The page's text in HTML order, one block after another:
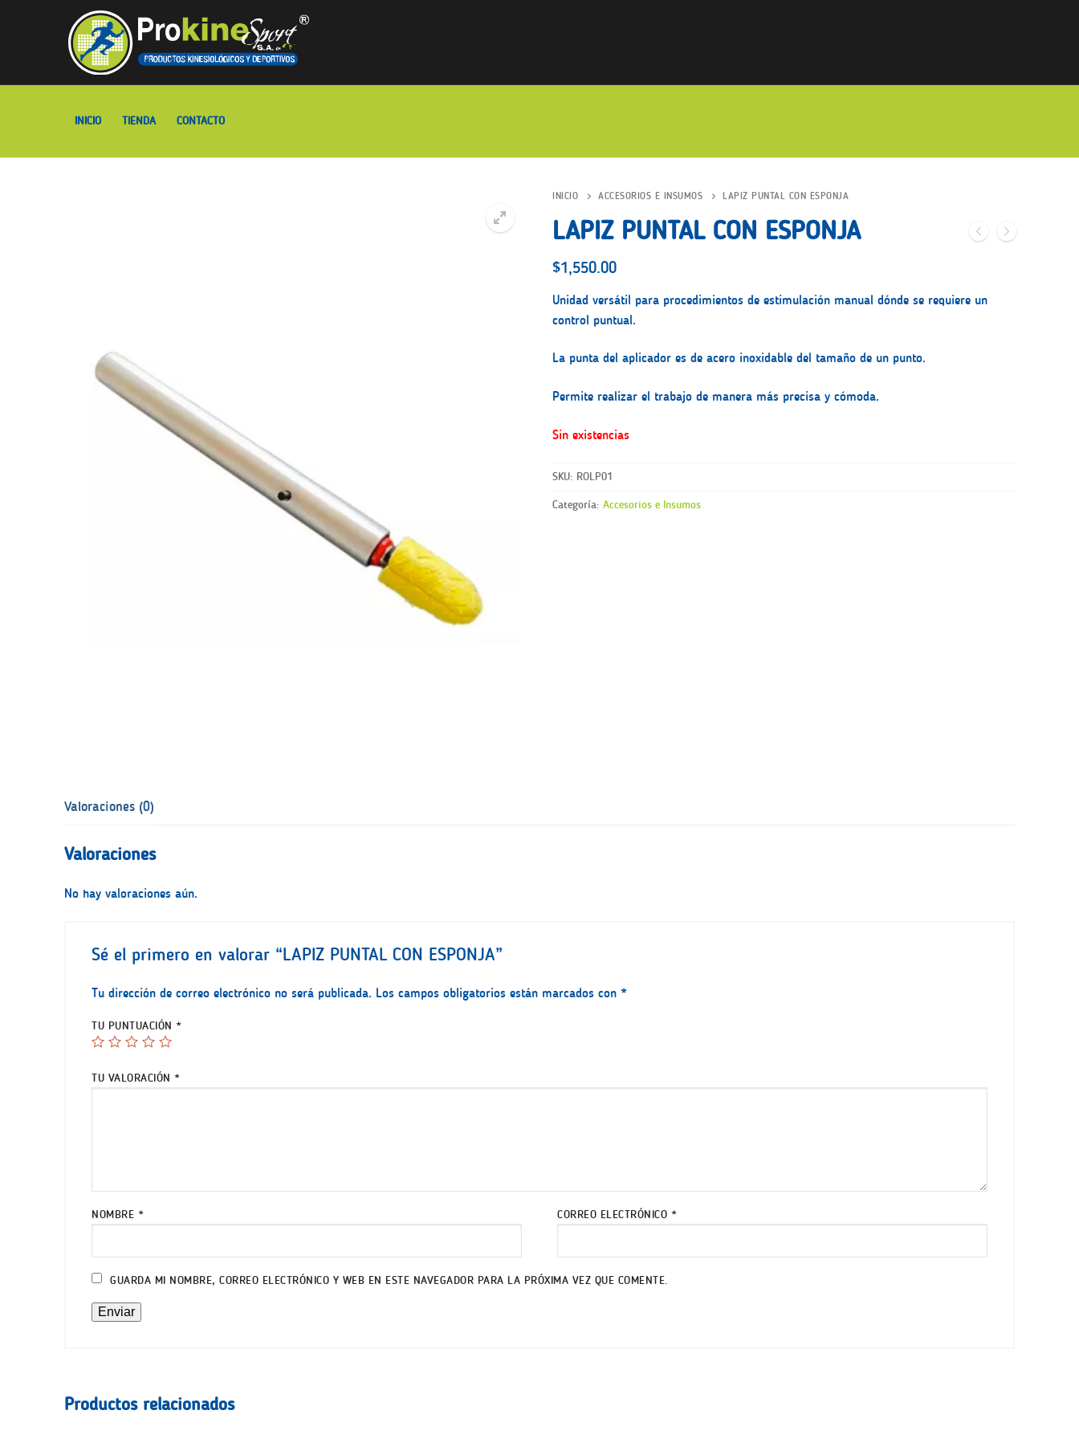
INICIO TIENDA CONTACTO
INICIO ACCESORIOS E INSUMOS LAPIZ PUNTAL CON ESPONJA
LAPIZ PUNTAL CON ESPONJA
$1,550.00
Unidad versátil para procedimientos de estimulación manual dónde se requiere un
control puntual.
La punta del aplicador es de acero inoxidable del tamaño de un punto.
Permite realizar el trabajo de manera más precisa y cómoda.
Sin existencias
SKU: ROLP01
Categoría: Accesorios e Insumos
Valoraciones (0)
Valoraciones
No hay valoraciones aún.
Sé el primero en valorar “LAPIZ PUNTAL CON ESPONJA”
Tu dirección de correo electrónico no será publicada. Los campos obligatorios están marcados con *
TU PUNTUACIÓN *
TU VALORACIÓN *
NOMBRE * CORREO ELECTRÓNICO *
GUARDA MI NOMBRE, CORREO ELECTRÓNICO Y WEB EN ESTE NAVEGADOR PARA LA PRÓXIMA VEZ QUE COMENTE.
Productos relacionados